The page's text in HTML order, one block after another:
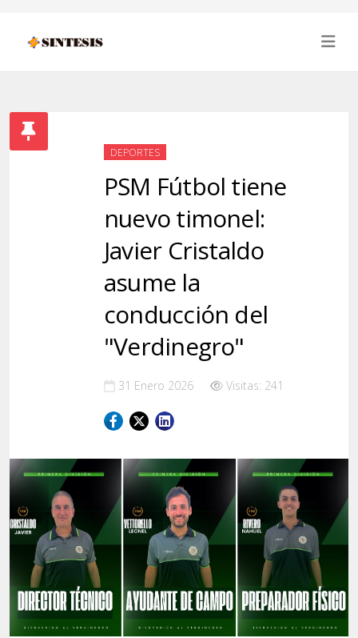
DEPORTES
PSM Fútbol tiene
nuevo timonel:
Javier Cristaldo
asume la
conducción del
"Verdinegro"
31 Enero 2026 Visitas: 241